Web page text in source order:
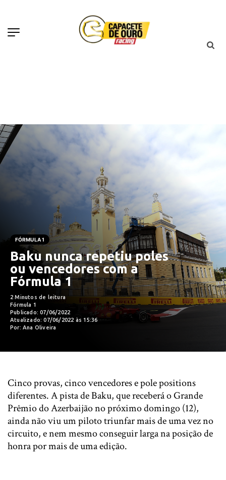
FÓRMULA 1
Baku nunca repetiu poles
ou vencedores com a
Fórmula 1
2 Minutos de leitura
Fórmula 1
Publicado: 07/06/2022
Atualizado: 07/06/2022 às 15:36
Por: Ana Oliveira
Cinco provas, cinco vencedores e pole positions
diferentes. A pista de Baku, que receberá o Grande
Prêmio do Azerbaijão no próximo domingo (12),
ainda não viu um piloto triunfar mais de uma vez no
circuito, e nem mesmo conseguir larga na posição de
honra por mais de uma edição.